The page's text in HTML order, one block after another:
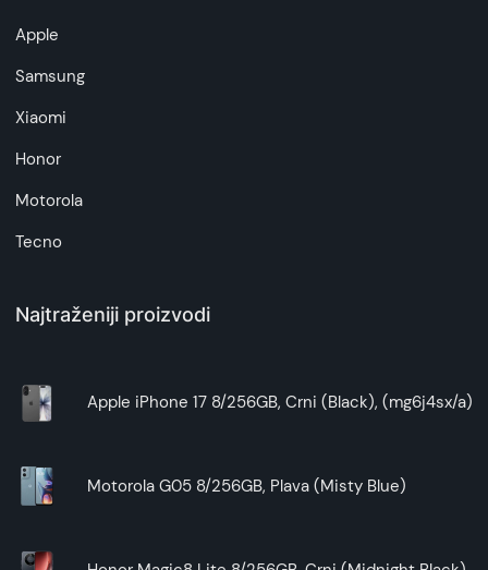
Apple
Samsung
Xiaomi
Honor
Motorola
Tecno
Najtraženiji proizvodi
Apple iPhone 17 8/256GB, Crni (Black), (mg6j4sx/a)
Motorola G05 8/256GB, Plava (Misty Blue)